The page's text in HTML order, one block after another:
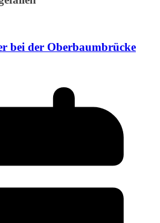
bei der Oberbaumbrücke